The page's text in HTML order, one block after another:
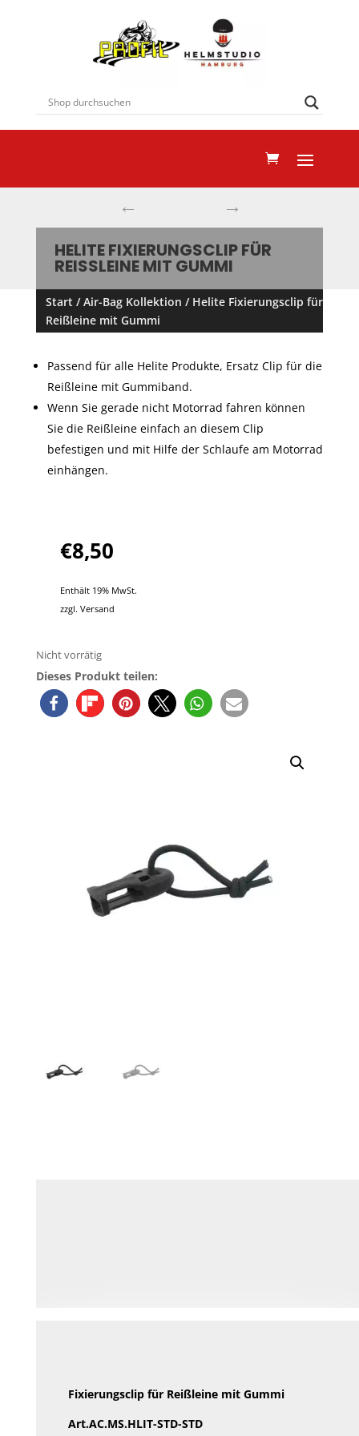
← →
HELITE FIXIERUNGSCLIP FÜR
REISSLEINE MIT GUMMI
Dieses Produkt teilen:
Start /Air-Bag Kollektion / Helite Fixierungsclip für
Reißleine mit Gummi
Passend für alle Helite Produkte, Ersatz Clip für die
Reißleine mit Gummiband.
Wenn Sie gerade nicht Motorrad fahren können
Sie die Reißleine einfach an diesem Clip
befestigen und mit Hilfe der Schlaufe am Motorrad
einhängen.
€8,50
Enthält 19% MwSt.
zzgl. Versand
Nicht vorrätig
Fixierungsclip für Reißleine mit Gummi
Art.AC.MS.HLIT-STD-STD